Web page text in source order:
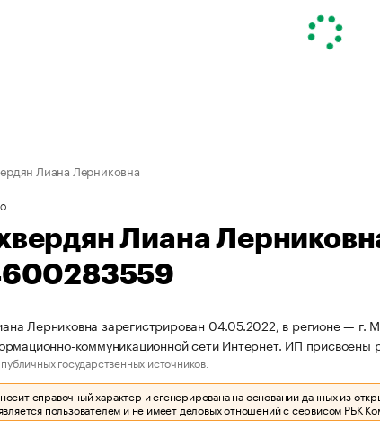
Лиана Лерниковна
Лиана
Лерниковна зарегистрирован 04.05.2022, в регионе — г.
коммуникационной сети Интернет. ИП
государственных источников.
справочный характер и сгенерирована на основании данных из
пользователем и не имеет деловых отношений с сервисом РБК